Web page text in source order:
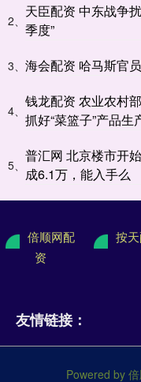
2、
天臣配资 中东战争
季度”
3、 海会配资 哈马斯官
4、
钱龙配资 农业农村
抓好“菜篮子”产品生
5、
普汇网 北京楼市开
成6.1万，能入手么
倍顺网配
资
按
友情链接：
Powered by